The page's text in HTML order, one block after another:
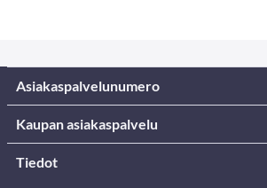
Asiakaspalvelunumero
Kaupan asiakaspalvelu
Tiedot